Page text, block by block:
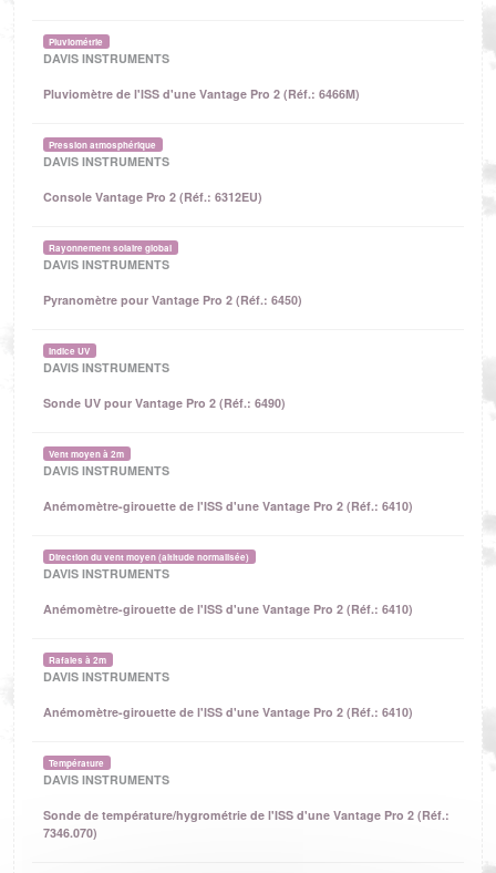
Pluviométrie
DAVIS INSTRUMENTS
Pluviomètre de l'ISS d'une Vantage Pro 2 (Réf.: 6466M)
Pression atmosphérique
DAVIS INSTRUMENTS
Console Vantage Pro 2 (Réf.: 6312EU)
Rayonnement solaire global
DAVIS INSTRUMENTS
Pyranomètre pour Vantage Pro 2 (Réf.: 6450)
Indice UV
DAVIS INSTRUMENTS
Sonde UV pour Vantage Pro 2 (Réf.: 6490)
Vent moyen à 2m
DAVIS INSTRUMENTS
Anémomètre-girouette de l'ISS d'une Vantage Pro 2 (Réf.: 6410)
Direction du vent moyen (altitude normalisée)
DAVIS INSTRUMENTS
Anémomètre-girouette de l'ISS d'une Vantage Pro 2 (Réf.: 6410)
Rafales à 2m
DAVIS INSTRUMENTS
Anémomètre-girouette de l'ISS d'une Vantage Pro 2 (Réf.: 6410)
Température
DAVIS INSTRUMENTS
Sonde de température/hygrométrie de l'ISS d'une Vantage Pro 2 (Réf.:
7346.070)